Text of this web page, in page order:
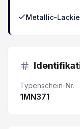
Dachreling silber
Aussenspiegel
Metallic-
Typenschein-Nr.
1MN371